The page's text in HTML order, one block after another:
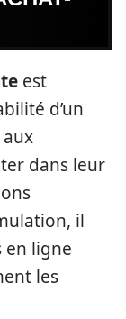
est
d’un
dans leur
il
en ligne
les